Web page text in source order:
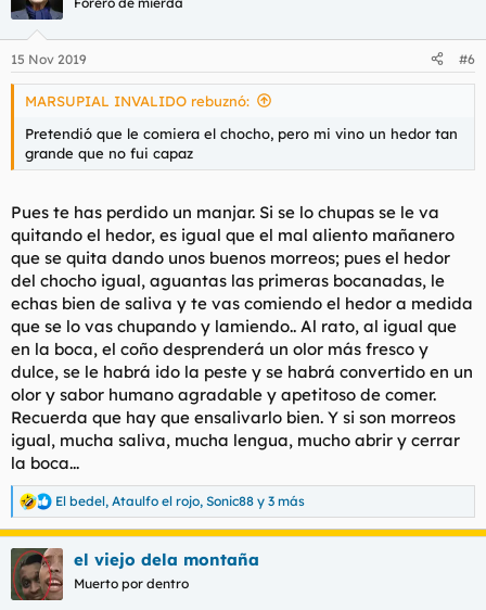
i
e
s
15 Nov 2019 #6
MARSUPIAL INVALIDO rebuznó:
Pretendió que le comiera el chocho, pero mi vino un hedor tan
grande que no fui capaz
Pues te has perdido un manjar. Si se lo chupas se le va
quitando el hedor, es igual que el mal aliento mañanero
que se quita dando unos buenos morreos; pues el hedor
del chocho igual, aguantas las primeras bocanadas, le
echas bien de saliva y te vas comiendo el hedor a medida
que se lo vas chupando y lamiendo.. Al rato, al igual que
en la boca, el coño desprenderá un olor más fresco y
dulce, se le habrá ido la peste y se habrá convertido en un
olor y sabor humano agradable y apetitoso de comer.
Recuerda que hay que ensalivarlo bien. Y si son morreos
igual, mucha saliva, mucha lengua, mucho abrir y cerrar
la boca...
R
e
a
c
c
i
El bedel, Ataulfo el rojo, Sonic88 y 3 más
el viejo dela montaña
Muerto por dentro